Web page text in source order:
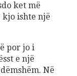
ket më
ishte një
por jo i
e një
Në